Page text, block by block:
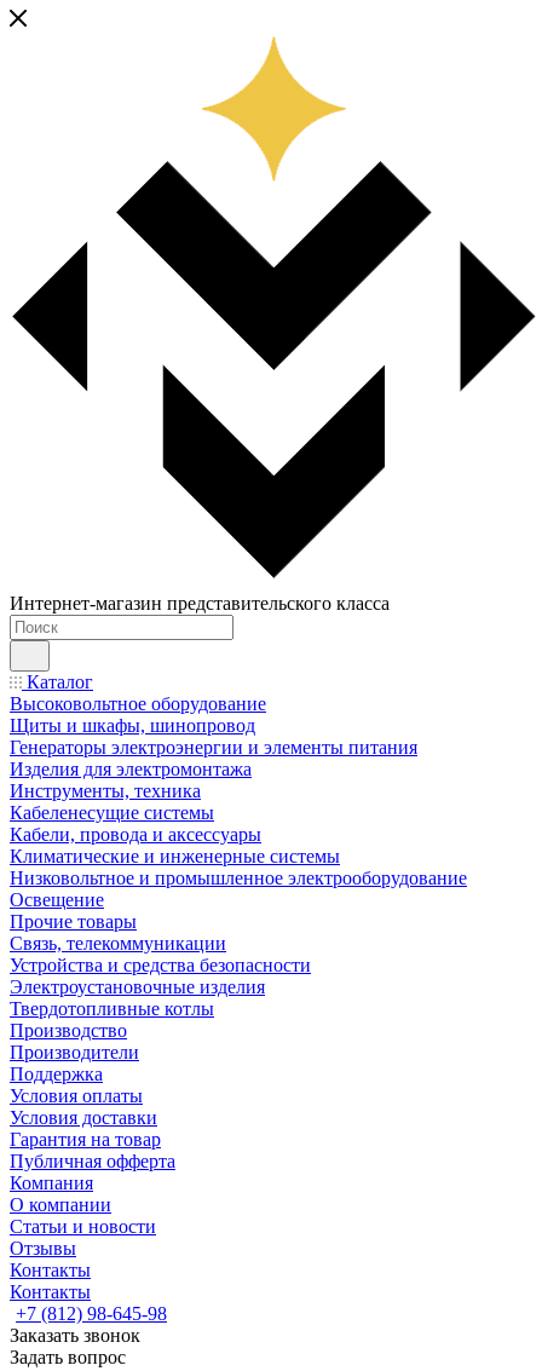
Интернет-магазин представительского класса
Каталог
Высоковольтное оборудование
Щиты и шкафы, шинопровод
Генераторы электроэнергии и элементы питания
Изделия для электромонтажа
Инструменты, техника
Кабеленесущие системы
Кабели, провода и аксессуары
Климатические и инженерные системы
Низковольтное и промышленное электрооборудование
Освещение
Прочие товары
Связь, телекоммуникации
Устройства и средства безопасности
Электроустановочные изделия
Твердотопливные котлы
Производство
Производители
Поддержка
Условия оплаты
Условия доставки
Гарантия на товар
Публичная офферта
Компания
О компании
Статьи и новости
Отзывы
Контакты
Контакты
+7 (812) 98-645-98
Заказать звонок
Задать вопрос